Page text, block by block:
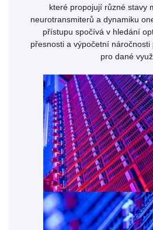
které propojují různé stavy
neurotransmiterů a dynamiku
přístupu spočívá v hledání
přesnosti a výpočetní
pro dané